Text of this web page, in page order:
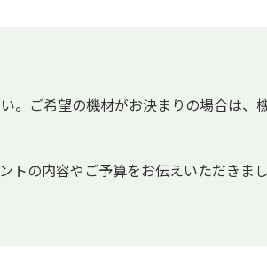
。ご希望の機材がお決まりの場合は、
トの内容やご予算をお伝えいただきま